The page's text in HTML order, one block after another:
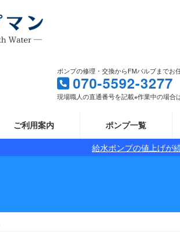
ポンプの修理・交換からFMバルブまでお
070-5592-3277
現場職人の直通番号を記載※作業中の場
ご利用案内 ポンプ一覧
給水ポンプの値上げが